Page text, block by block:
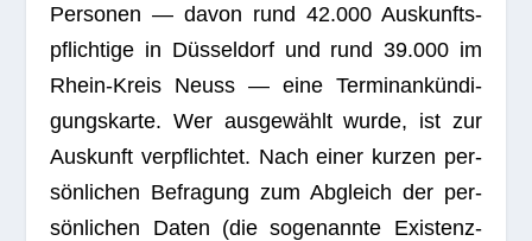
Per­so­nen — davon rund 42.000 Aus­kunfts­
pflich­tige in Düs­sel­dorf und rund 39.000 im
Rhein-Kreis Neuss — eine Ter­min­an­kün­di­
gungs­karte. Wer aus­ge­wählt wurde, ist zur
Aus­kunft ver­pflich­tet. Nach einer kur­zen per­
sön­li­chen Befra­gung zum Abgleich der per­
sön­li­chen Daten (die soge­nannte Exis­tenz­